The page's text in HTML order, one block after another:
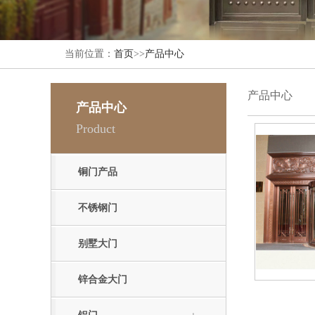
当前位置： 首页>>产品中心
产品中心
Product
铜门产品
不锈钢门
别墅大门
锌合金大门
产品中心